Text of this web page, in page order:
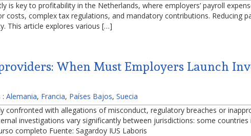
is key to profitability in the Netherlands, where employers’ payroll
costs, complex tax regulations, and mandatory contributions.
This article explores various […]
When Must Employers Launch
: Alemania, Francia, Países Bajos, Suecia
confronted with allegations of misconduct, regulatory breaches or
investigations vary significantly between jurisdictions: some
completo Fuente: Sagardoy IUS Laboris